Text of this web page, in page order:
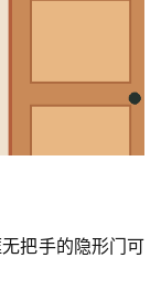
把手的隐形门可